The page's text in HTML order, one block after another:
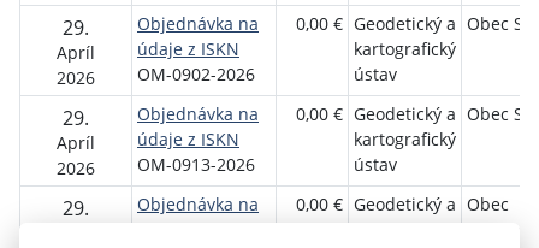
29.
Apríl
2026
Objednávka na
údaje z ISKN
OM-0902-2026
0,00 € Geodetický a
kartografický
ústav
Obec Soľ
29.
Apríl
2026
Objednávka na
údaje z ISKN
OM-0913-2026
0,00 € Geodetický a
kartografický
ústav
Obec
29.
Objednávka na
0,00 € Geodetický a Obec